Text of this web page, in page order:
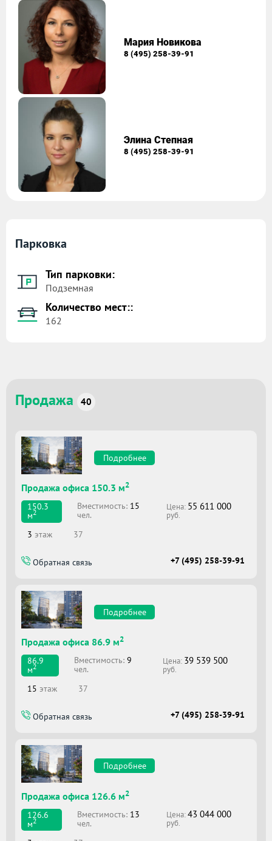
Мария Новикова
8 (495) 258-39-91
Элина Степная
8 (495) 258-39-91
Парковка
Тип парковки:
Подземная
Количество мест::
162
Продажа 40
Подробнее
Продажа офиса 150.3 м2
150.3
м2
Вместимоcть: 15
чел.
Цена: 55 611 000
руб.
3 этаж 37
Обратная связь +7 (495) 258-39-91
Подробнее
Продажа офиса 86.9 м2
86.9
м2
Вместимоcть:9
чел.
Цена: 39 539 500
руб.
15 этаж 37
Обратная связь +7 (495) 258-39-91
Подробнее
Продажа офиса 126.6 м2
126.6
м2
Вместимоcть: 13
чел.
Цена:43 044 000
руб.